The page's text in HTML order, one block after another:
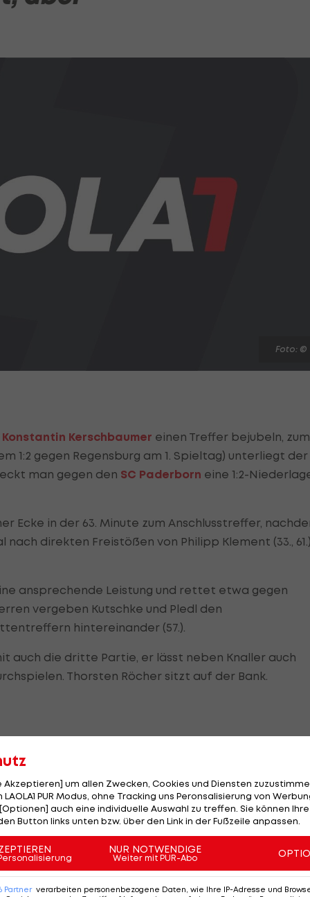
Foto: ©
Konstantin Kerschbaumer einen Treffer bejubeln, zum
1:2 gegen Regensburg am 1. Spieltag) unterliegt der
man gegen den SC Paderborn eine 1:2-
in der 63. Minute zum Anschlusstreffer,
direkten Freistößen von Philipp Klement (33., 61.)
ansprechende Leistung und rettet etwa gegen
vergeben Kutschke und Pledl den
hintereinander (57.).
auch die dritte Partie, er lässt neben Knaller auch
Thorsten Röcher sitzt auf der Bank.
1:1 gegen den
Kopfball von Robert Glatzel in Führung.
wieRobert Zuljund auf der Gegenseite Nikola
in höchster Not an der Strafraumgrenze das 0:2
Minute der Nachspielzeit macht der nach vorn
Akzeptieren] um allen Zwecken, Cookies und Diensten
PUR Modus, ohne Tracking uns Peronsalisierung von
auch eine individuelle Auswahl zu treffen. Sie können
Button links unten bzw. über den Link in der Fußzeile anpassen.
NUR NOTWENDIGE
Weiter mit PUR-Abo
Partner verarbeiten personenbezogene Daten, wie Ihre IP-Adresse und